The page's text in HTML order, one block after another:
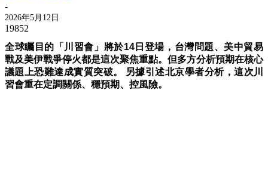
-
2026年5月12日
19852
全球矚目的「川習會」將於14日登場，台灣問題、美中貿易
戰及美伊戰爭停火都是這次聚焦重點。 但多方分析預期在核心
議題上恐難達成實質突破。
另據引述北京學者分析，這次川
習會重在定調關係、穩預期、控風險。